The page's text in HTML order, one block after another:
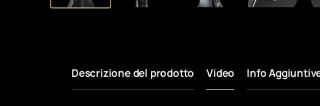
Descrizione del prodotto Video Info